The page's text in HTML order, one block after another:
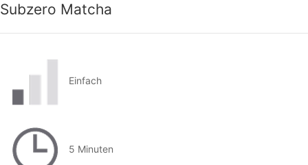
Subzero Matcha
Einfach
5 Minuten